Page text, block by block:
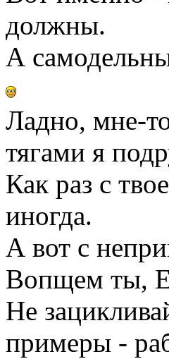
должны.
А
Ладно, мне-
тягами я
Как раз с
иногда.
А вот с
Вопщем ты,
Не
примеры -